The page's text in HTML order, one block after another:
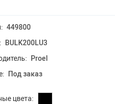
449800
BULK200LU3
Proel
Под заказ
цвета: